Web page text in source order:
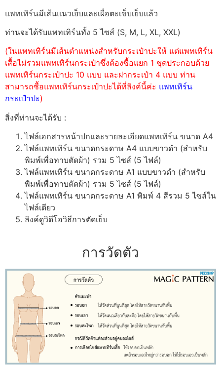
แพทเทิร์นมีเส้นแนวเย็บและเผื่อตะเข็บเย็บแล้ว
ท่านจะได้รับแพทเทิร์นทั้ง 5 ไซส์ (S, M, L, XL, XXL)
(ในแพทเทิร์นมีเส้นตำแหน่งสำหรับกระเป๋าปะให้ แต่แพทเทิร์น
เสื้อไม่รวมแพทเทิร์นกระเป๋าซึ่งต้องซื้อแยก 1 ชุดประกอบด้วย
แพทเทิร์นกระเป๋าปะ 10 แบบ และฝากระเป๋า 4 แบบ ท่าน
สามารถซื้อแพทเทิร์นกระเป๋าปะได้ที่ลิงค์นี้ค่ะ แพทเทิร์น
กระเป๋าปะ)
สิ่งที่ท่านจะได้รับ :
ไฟล์เอกสารหน้าปกและรายละเอียดแพทเทิร์น ขนาด A4
ไฟล์แพทเทิร์น ขนาดกระดาษ A4 แบบขาวดำ (สำหรับ
พิมพ์เพื่อทาบตัดผ้า) รวม 5 ไซส์ (5 ไฟล์)
ไฟล์แพทเทิร์น ขนาดกระดาษ A1 แบบขาวดำ (สำหรับ
พิมพ์เพื่อทาบตัดผ้า) รวม 5 ไซส์ (5 ไฟล์)
ไฟล์แพทเทิร์น ขนาดกระดาษ A1 พิมพ์ 4 สีรวม 5 ไซส์ใน
ไฟล์เดียว
ลิงค์ดูวิดีโอวิธีการตัดเย็บ
การวัดตัว